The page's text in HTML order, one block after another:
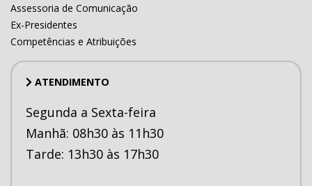
Assessoria de Comunicação
Ex-Presidentes
Competências e Atribuições
ATENDIMENTO
Segunda a Sexta-feira
Manhã: 08h30 às 11h30
Tarde: 13h30 às 17h30